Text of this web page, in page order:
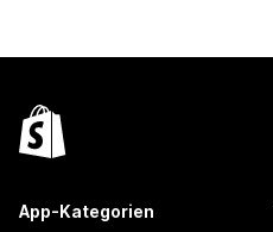
App-Kategorien